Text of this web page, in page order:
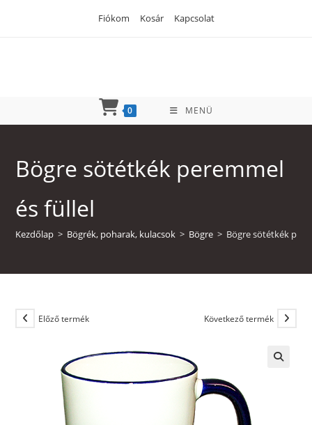
Fiókom Kosár Kapcsolat
0 MENÜ
Bögre sötétkék peremmel
és füllel
Kezdőlap > Bögrék, poharak, kulacsok > Bögre > Bögre sötétkék
Előző termék Következő termék